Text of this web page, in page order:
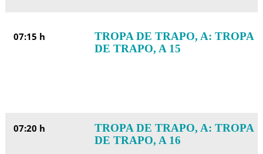
07:15 h
TROPA DE TRAPO, A: TROPA
DE TRAPO, A 15
07:20 h
TROPA DE TRAPO, A: TROPA
DE TRAPO, A 16